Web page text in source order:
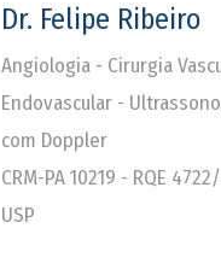
Dr. Felipe Ribeiro
Angiologia - Cirurgia
Endovascular -
com Doppler
CRM-PA 10219 - RQE
USP